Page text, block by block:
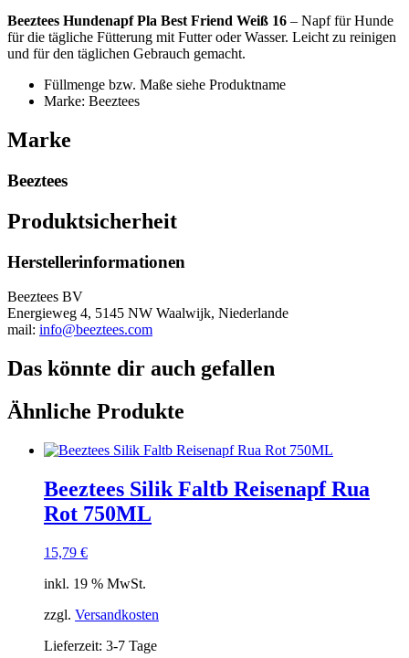
Beeztees Hundenapf Pla Best Friend Weiß 16 – Napf für Hunde
für die tägliche Fütterung mit Futter oder Wasser. Leicht zu reinigen
und für den täglichen Gebrauch gemacht.
Füllmenge bzw. Maße siehe Produktname
Marke: Beeztees
Marke
Beeztees
Produktsicherheit
Herstellerinformationen
Beeztees BV
Energieweg 4, 5145 NW Waalwijk, Niederlande
mail: info@beeztees.com
Das könnte dir auch gefallen
Ähnliche Produkte
Beeztees Silik Faltb Reisenapf Rua
Rot 750ML
15,79 €
inkl. 19 % MwSt.
zzgl. Versandkosten
Lieferzeit: 3-7 Tage